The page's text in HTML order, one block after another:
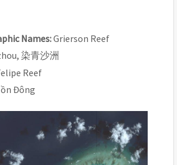
Names: Grierson Reef
染青沙洲
Reef
Đông